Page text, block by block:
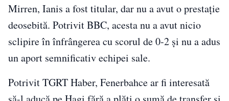
Mirren, Ianis a fost titular, dar nu a avut o prestație
deosebită. Potrivit BBC, acesta nu a avut nicio
sclipire în înfrângerea cu scorul de 0-2 și nu a adus
un aport semnificativ echipei sale.
Potrivit TGRT Haber, Fenerbahce ar fi interesată